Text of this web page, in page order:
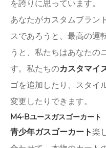
を誇りに思っています。
あなたがカスタムブラン
スであろうと、最高の運
うと、私たちはあなたの
す。私たちのカスタマイ
ゴを追加したり、スタイ
変更したりできます。
M4-Bユースガスゴーカート
青少年ガスゴーカート楽